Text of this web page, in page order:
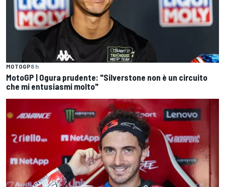
MOTOGP8 h
MotoGP | Ogura prudente: "Silverstone non è un circuito
che mi entusiasmi molto"